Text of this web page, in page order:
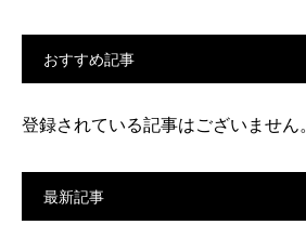
おすすめ記事
登録されている記事はございません。
最新記事